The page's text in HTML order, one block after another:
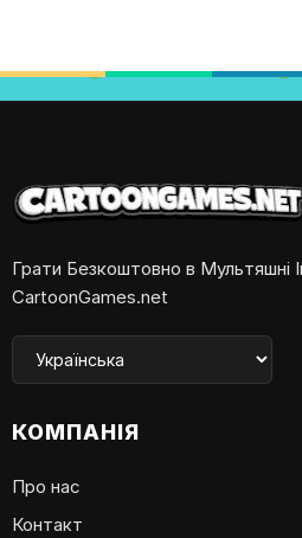
Грати Безкоштовно в Мультяшні
CartoonGames.net
КОМПАНІЯ
Про нас
Контакт